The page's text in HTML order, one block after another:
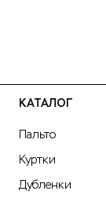
КАТАЛОГ
Пальто
Куртки
Дубленки